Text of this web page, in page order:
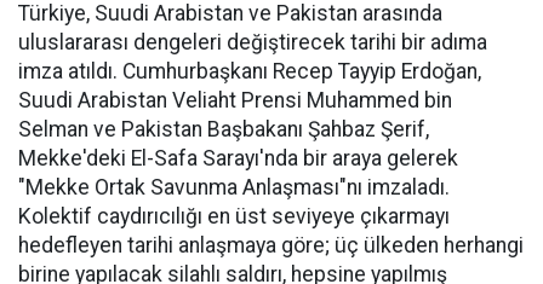
Türkiye, Suudi Arabistan ve Pakistan arasında
uluslararası dengeleri değiştirecek tarihi bir adıma
imza atıldı. Cumhurbaşkanı Recep Tayyip Erdoğan,
Suudi Arabistan Veliaht Prensi Muhammed bin
Selman ve Pakistan Başbakanı Şahbaz Şerif,
Mekke'deki El-Safa Sarayı'nda bir araya gelerek
"Mekke Ortak Savunma Anlaşması"nı imzaladı.
Kolektif caydırıcılığı en üst seviyeye çıkarmayı
hedefleyen tarihi anlaşmaya göre; üç ülkeden herhangi
birine yapılacak silahlı saldırı, hepsine yapılmış